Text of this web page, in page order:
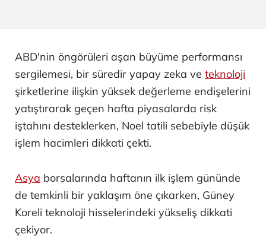
ABD'nin öngörüleri aşan büyüme performansı
sergilemesi, bir süredir yapay zeka ve teknoloji
şirketlerine ilişkin yüksek değerleme endişelerini
yatıştırarak geçen hafta piyasalarda risk
iştahını desteklerken, Noel tatili sebebiyle düşük
işlem hacimleri dikkati çekti.
Asya borsalarında haftanın ilk işlem gününde
de temkinli bir yaklaşım öne çıkarken, Güney
Koreli teknoloji hisselerindeki yükseliş dikkati
çekiyor.